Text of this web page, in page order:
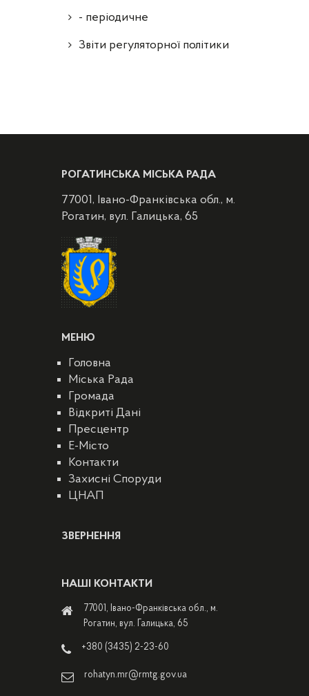
- періодичне
Звіти регуляторної політики
РОГАТИНСЬКА МІСЬКА РАДА
77001, Івано-Франківська обл., м.
Рогатин, вул. Галицька, 65
МЕНЮ
Головна
Міська Рада
Громада
Відкриті Дані
Пресцентр
E-Місто
Контакти
Захисні Споруди
ЦНАП
ЗВЕРНЕННЯ
НАШІ КОНТАКТИ
77001, Івано-Франківська обл., м.
Рогатин, вул. Галицька, 65
+380 (3435) 2-23-60
rohatyn.mr@rmtg.gov.ua